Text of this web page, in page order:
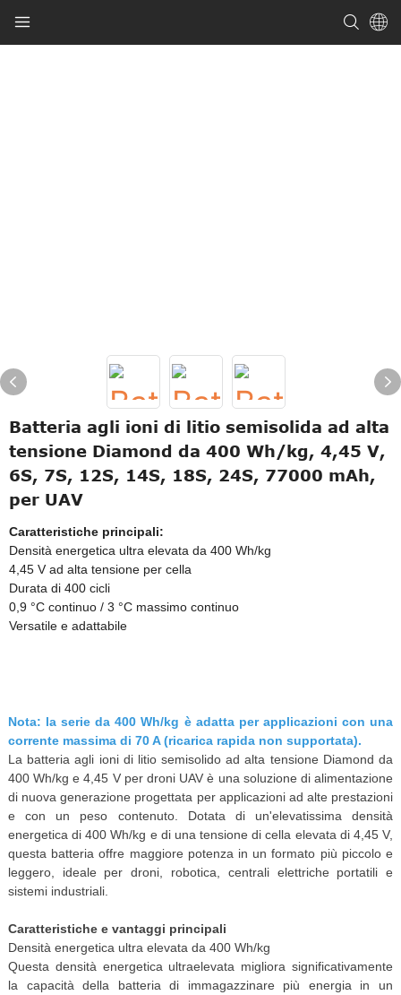
Batteria agli ioni di litio semisolida ad alta
tensione Diamond da 400 Wh/kg, 4,45 V,
6S, 7S, 12S, 14S, 18S, 24S, 77000 mAh,
per UAV
Caratteristiche principali:
Densità energetica ultra elevata da 400 Wh/kg
4,45 V ad alta tensione per cella
Durata di 400 cicli
0,9 °C continuo / 3 °C massimo continuo
Versatile e adattabile
Nota: la serie da 400 Wh/kg è adatta per applicazioni con una
corrente massima di 70 A (ricarica rapida non supportata).
La batteria agli ioni di litio semisolido ad alta tensione Diamond da
400 Wh/kg e 4,45 V per droni UAV è una soluzione di alimentazione
di nuova generazione progettata per applicazioni ad alte prestazioni
e con un peso contenuto. Dotata di un'elevatissima densità
energetica di 400 Wh/kg e di una tensione di cella elevata di 4,45 V,
questa batteria offre maggiore potenza in un formato più piccolo e
leggero, ideale per droni, robotica, centrali elettriche portatili e
sistemi industriali.
Caratteristiche e vantaggi principali
Densità energetica ultra elevata da 400 Wh/kg
Questa densità energetica ultraelevata migliora significativamente
la capacità della batteria di immagazzinare più energia in un